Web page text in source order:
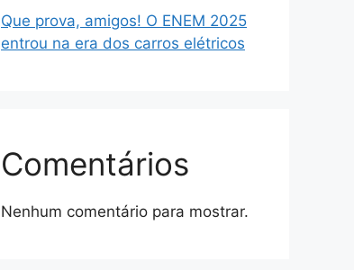
Que prova, amigos! O ENEM 2025
entrou na era dos carros elétricos
Comentários
Nenhum comentário para mostrar.